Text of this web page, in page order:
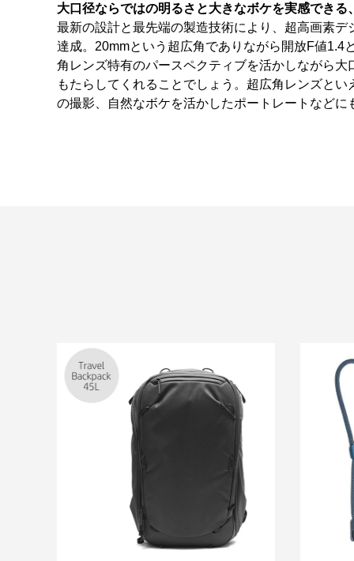
大口径ならではの明るさと大きなボケを実感できる
最新の設計と最先端の製造技術により、超高画素
達成。20mmという超広角でありながら開放F値1.4
角レンズ特有のパースペクティブを活かしながら
もたらしてくれることでしょう。超広角レンズと
の撮影、自然なボケを活かしたポートレートなどに